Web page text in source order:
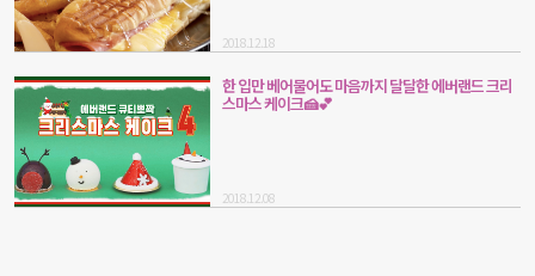
2018.12.18
한 입만 베어물어도 마음까지 달달한 에버랜드 크리
스마스 케이크🍰💕
2018.12.08